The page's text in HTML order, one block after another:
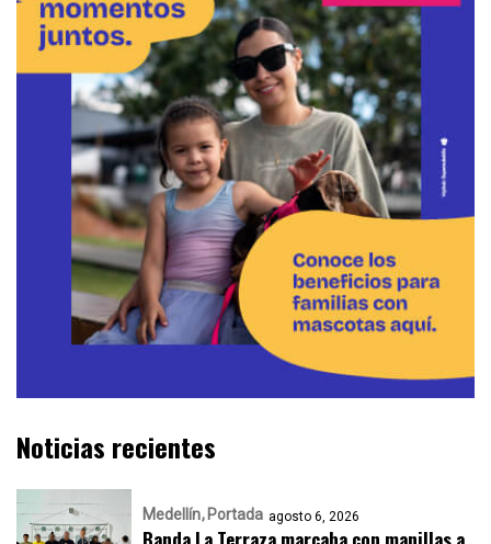
Noticias recientes
Medellín Portada agosto 6, 2026